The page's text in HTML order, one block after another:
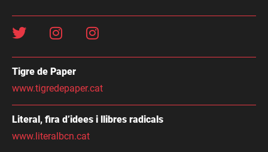
Tigre de Paper
www.tigredepaper.cat
Literal, fira d’idees i llibres radicals
www.literalbcn.cat